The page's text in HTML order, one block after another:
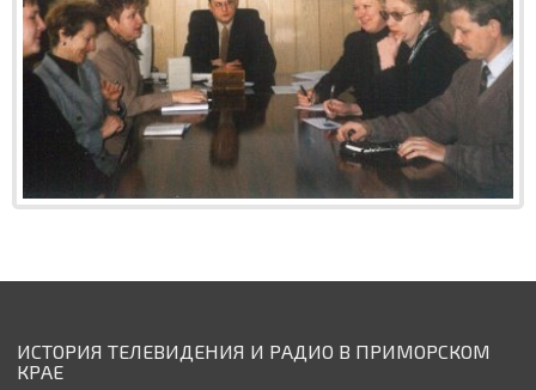
ИСТОРИЯ ТЕЛЕВИДЕНИЯ И РАДИО В ПРИМОРСКОМ
КРАЕ